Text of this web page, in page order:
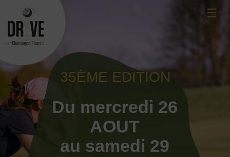
content
☰
35ÈME EDITION
Du mercredi 26
AOUT
au samedi 29